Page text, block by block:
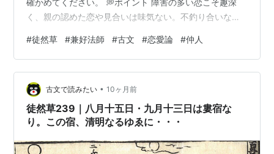
く、親の認めた恋や見合いは味気ない。不釣り合いな恋
い。 『徒然草絵抄』(小泉吉永所蔵) 出典: 国書データベ
ース 🌙現代語対訳 人目を忍ぶ「信夫の浦」で、海松布
（みるめ）という海藻を採る海人のように、人の見る目
が多くて、自由に会えず、 しのぶの浦うらの蜑あまの見
みるめも所ところせく、 暗い「くらぶの山」も見守る人
が多いのに、 くらぶの山やまも守も…
#徒然草 #兼好法師 #古文 #恋愛論 #仲人
古文で読みたい • 10ヶ月前
徒然草239｜八月十五日・九月十三日は婁宿な
り。この宿、清明なるゆゑに・・・